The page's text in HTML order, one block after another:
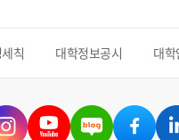
칙 대학정보공시 대